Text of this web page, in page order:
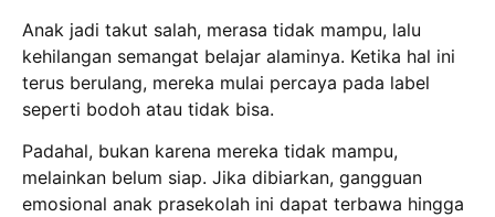
Anak jadi takut salah, merasa tidak mampu, lalu
kehilangan semangat belajar alaminya. Ketika hal ini
terus berulang, mereka mulai percaya pada label
seperti bodoh atau tidak bisa.
Padahal, bukan karena mereka tidak mampu,
melainkan belum siap. Jika dibiarkan, gangguan
emosional anak prasekolah ini dapat terbawa hingga